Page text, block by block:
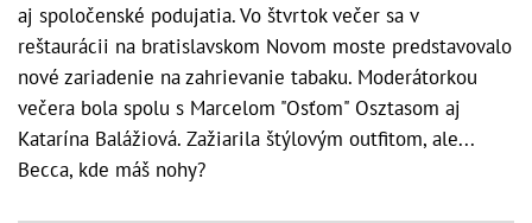
aj spoločenské podujatia. Vo štvrtok večer sa v
reštaurácii na bratislavskom Novom moste predstavovalo
nové zariadenie na zahrievanie tabaku. Moderátorkou
večera bola spolu s Marcelom "Osťom" Osztasom aj
Katarína Balážiová. Zažiarila štýlovým outfitom, ale...
Becca, kde máš nohy?